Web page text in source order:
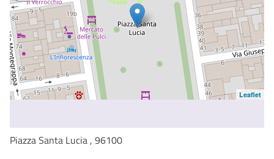
Leaflet
Piazza Santa Lucia , 96100